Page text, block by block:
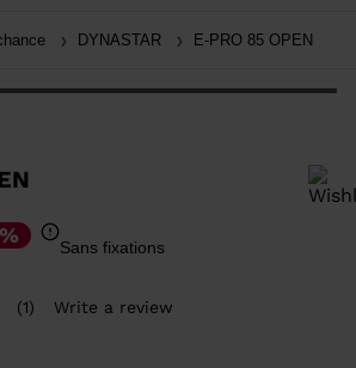
DYNASTAR E-PRO 85 OPEN
la liste de souhaits, veuillez sélectionner une
Sans fixations
(1) Write a review